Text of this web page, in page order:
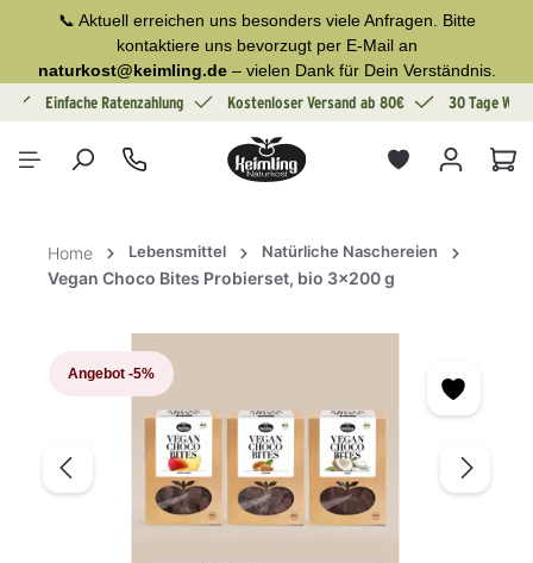
springen
📞 Aktuell erreichen uns besonders viele Anfragen. Bitte
kontaktiere uns bevorzugt per E-Mail an
naturkost@keimling.de– vielen Dank für Dein Verständnis.
Einfache Ratenzahlung Kostenloser Versand ab 80€ 30 Tage
Home Lebensmittel Natürliche Naschereien
Vegan Choco Bites Probierset, bio 3x200 g
Angebot -5%